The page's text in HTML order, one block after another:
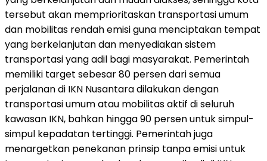
tersebut akan memprioritaskan transportasi umum
dan mobilitas rendah emisi guna menciptakan tempat
yang berkelanjutan dan menyediakan sistem
transportasi yang adil bagi masyarakat. Pemerintah
memiliki target sebesar 80 persen dari semua
perjalanan di IKN Nusantara dilakukan dengan
transportasi umum atau mobilitas aktif di seluruh
kawasan IKN, bahkan hingga 90 persen untuk simpul-
simpul kepadatan tertinggi. Pemerintah juga
menargetkan penekanan prinsip tanpa emisi untuk